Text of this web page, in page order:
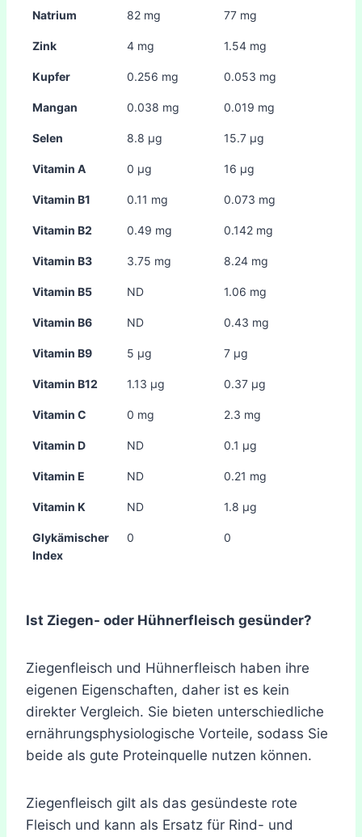
Natrium 82 mg 77 mg
Zink 4 mg 1.54 mg
Kupfer 0.256 mg 0.053 mg
Mangan 0.038 mg 0.019 mg
Selen 8.8 µg 15.7 µg
Vitamin A 0 µg 16 µg
Vitamin B1 0.11 mg 0.073 mg
Vitamin B2 0.49 mg 0.142 mg
Vitamin B3 3.75 mg 8.24 mg
Vitamin B5 ND 1.06 mg
Vitamin B6 ND 0.43 mg
Vitamin B9 5 µg 7 µg
Vitamin B12 1.13 µg 0.37 µg
Vitamin C 0 mg 2.3 mg
Vitamin D ND 0.1 µg
Vitamin E ND 0.21 mg
Vitamin K ND 1.8 µg
Glykämischer
Index
0 0
Ist Ziegen- oder Hühnerfleisch gesünder?
Ziegenfleisch und Hühnerfleisch haben ihre
eigenen Eigenschaften, daher ist es kein
direkter Vergleich. Sie bieten unterschiedliche
ernährungsphysiologische Vorteile, sodass Sie
beide als gute Proteinquelle nutzen können.
Ziegenfleisch gilt als das gesündeste rote
Fleisch und kann als Ersatz für Rind- und